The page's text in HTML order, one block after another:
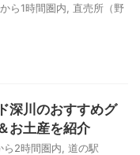
ら1時間圏内
直売所（野
深川のおすすめグ
お土産を紹介
ら2時間圏内 道の駅